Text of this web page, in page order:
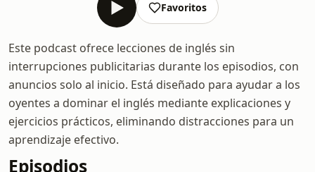
Favoritos
Este podcast ofrece lecciones de inglés sin
interrupciones publicitarias durante los episodios, con
anuncios solo al inicio. Está diseñado para ayudar a los
oyentes a dominar el inglés mediante explicaciones y
ejercicios prácticos, eliminando distracciones para un
aprendizaje efectivo.
Episodios